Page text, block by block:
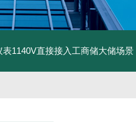
1140V直接接入工商储大储场景